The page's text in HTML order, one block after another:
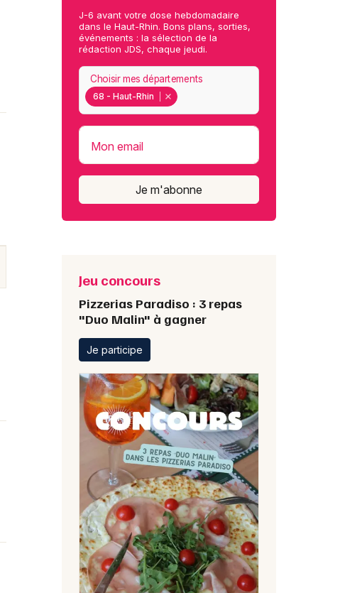
J-6 avant votre dose hebdomadaire
dans le Haut-Rhin. Bons plans, sorties,
événements : la sélection de la
rédaction JDS, chaque jeudi.
68 - Haut-Rhin
Choisir mes départements
Mon email
Je m'abonne
Jeu concours
Pizzerias Paradiso : 3 repas
"Duo Malin" à gagner
Je participe